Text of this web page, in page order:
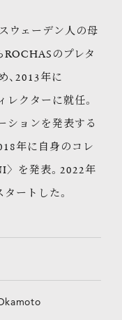
ウェーデン人の母
ROCHASのプレタ
、2013年に
クターに就任。
ションを発表する
年に自身のコレ
を発表。2022年
ートした。